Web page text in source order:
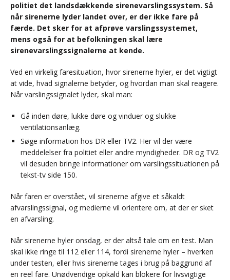
politiet det landsdækkende sirenevarslingssystem. Så
når sirenerne lyder landet over, er der ikke fare på
færde. Det sker for at afprøve varslingssystemet,
mens også for at befolkningen skal lære
sirenevarslingssignalerne at kende.
Ved en virkelig faresituation, hvor sirenerne hyler, er det vigtigt
at vide, hvad signalerne betyder, og hvordan man skal reagere.
Når varslingssignalet lyder, skal man:
Gå inden døre, lukke døre og vinduer og slukke
ventilationsanlæg.
Søge information hos DR eller TV2. Her vil der være
meddelelser fra politiet eller andre myndigheder. DR og TV2
vil desuden bringe informationer om varslingssituationen på
tekst-tv side 150.
Når faren er overstået, vil sirenerne afgive et såkaldt
afvarslingssignal, og medierne vil orientere om, at der er sket
en afvarsling.
Når sirenerne hyler onsdag, er der altså tale om en test. Man
skal ikke ringe til 112 eller 114, fordi sirenerne hyler – hverken
under testen, eller hvis sirenerne tages i brug på baggrund af
en reel fare. Unødvendige opkald kan blokere for livsvigtige